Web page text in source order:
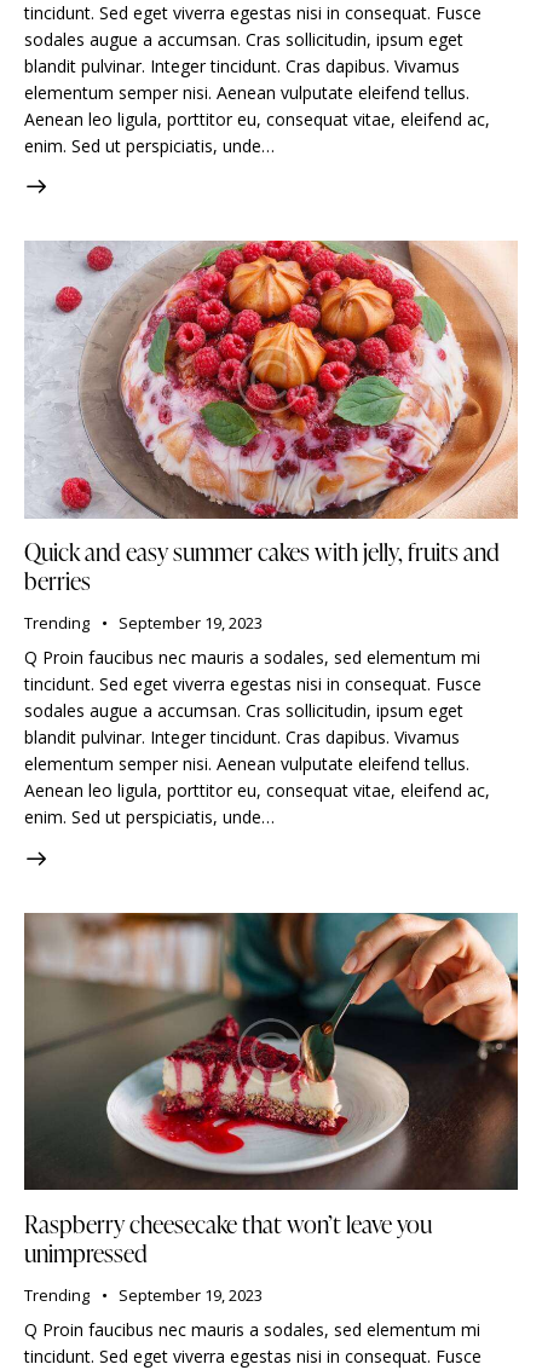
tincidunt. Sed eget viverra egestas nisi in consequat. Fusce
sodales augue a accumsan. Cras sollicitudin, ipsum eget
blandit pulvinar. Integer tincidunt. Cras dapibus. Vivamus
elementum semper nisi. Aenean vulputate eleifend tellus.
Aenean leo ligula, porttitor eu, consequat vitae, eleifend ac,
enim. Sed ut perspiciatis, unde…
Quick and easy summer cakes with jelly, fruits and
berries
Trending September 19, 2023
Q Proin faucibus nec mauris a sodales, sed elementum mi
tincidunt. Sed eget viverra egestas nisi in consequat. Fusce
sodales augue a accumsan. Cras sollicitudin, ipsum eget
blandit pulvinar. Integer tincidunt. Cras dapibus. Vivamus
elementum semper nisi. Aenean vulputate eleifend tellus.
Aenean leo ligula, porttitor eu, consequat vitae, eleifend ac,
enim. Sed ut perspiciatis, unde…
Raspberry cheesecake that won’t leave you
unimpressed
Trending September 19, 2023
Q Proin faucibus nec mauris a sodales, sed elementum mi
tincidunt. Sed eget viverra egestas nisi in consequat. Fusce